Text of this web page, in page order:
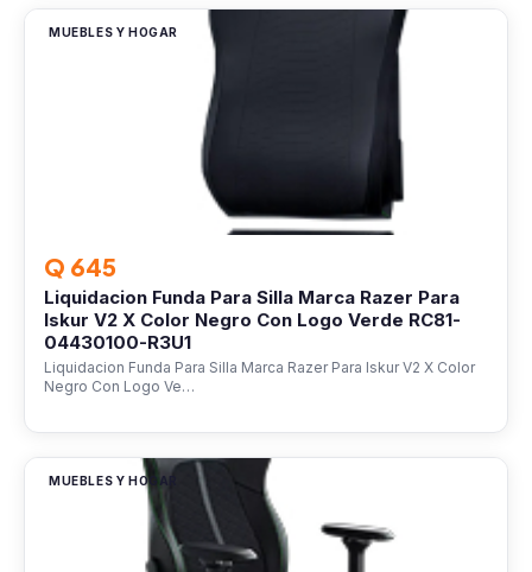
MUEBLES Y HOGAR
Q 645
Liquidacion Funda Para Silla Marca Razer Para
Iskur V2 X Color Negro Con Logo Verde RC81-
04430100-R3U1
Liquidacion Funda Para Silla Marca Razer Para Iskur V2 X Color
Negro Con Logo Ve…
MUEBLES Y HOGAR